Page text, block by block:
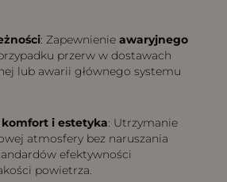
: Zapewnienie awaryjnego
przerw w dostawach
lub awarii głównego systemu
i estetyka: Utrzymanie
atmosfery bez naruszania
efektywności
powietrza.